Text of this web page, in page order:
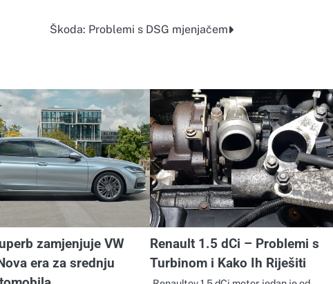
Škoda: Problemi s DSG mjenjačem
zamjenjuje VW
era za srednju
Renault 1.5 dCi – Problemi s
Turbinom i Kako Ih Riješiti